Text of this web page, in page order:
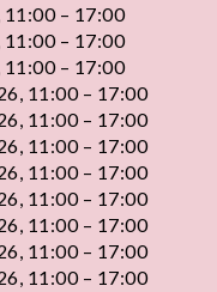
– 17:00
– 17:00
– 17:00
11:00 – 17:00
11:00 – 17:00
11:00 – 17:00
11:00 – 17:00
11:00 – 17:00
11:00 – 17:00
11:00 – 17:00
11:00 – 17:00